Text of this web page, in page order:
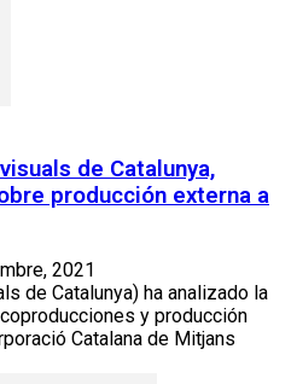
de Catalunya,
producción externa a
2021
de Catalunya) ha analizado la
y producción
Catalana de Mitjans